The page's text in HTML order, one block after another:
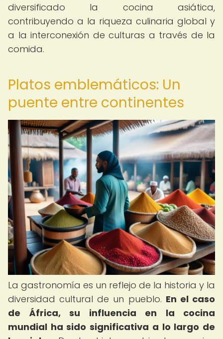
diversificado la cocina asiática,
contribuyendo a la riqueza culinaria global y
a la interconexión de culturas a través de la
comida.
Platos emblemáticos: Un
puente entre continentes
La gastronomía es un reflejo de la historia y la
diversidad cultural de un pueblo. En el caso
de África, su influencia en la cocina
mundial ha sido significativa a lo largo de